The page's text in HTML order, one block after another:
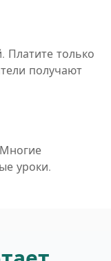
Платите только
получают
уроки.